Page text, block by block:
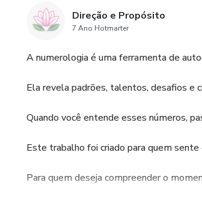
Direção e Propósito
7 Ano Hotmarter
A numerologia é uma ferramenta de
Ela revela padrões, talentos, desafios e
Quando você entende esses números,
Este trabalho foi criado para quem
Para quem deseja compreender o